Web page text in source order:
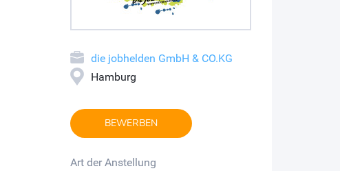
die jobhelden GmbH & CO.KG
Hamburg
BEWERBEN
Art der Anstellung